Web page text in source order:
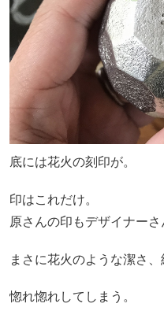
底には花火の刻印が。
印はこれだけ。
原さんの印もデザイナーさ
まさに花火のような潔さ
惚れ惚れしてしまう。